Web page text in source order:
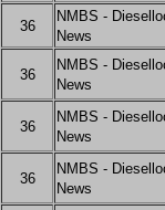
36
NMBS -
News
36
NMBS -
News
36
NMBS -
News
36
NMBS -
News